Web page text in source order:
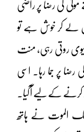
کی رضا پر راضی
لے کر خوش ہے تو
روتی رہی، منت
پر جما رہا۔ اسی
کے لیے آگیا۔
الموت نے ہاتھ